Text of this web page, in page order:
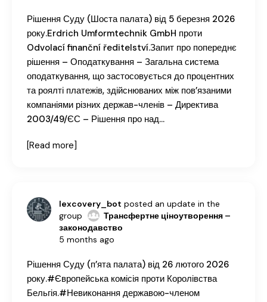
Рішення Суду (Шоста палата) від 5 березня 2026
року.Erdrich Umformtechnik GmbH проти
Odvolací finanční ředitelství.Запит про попереднє
рішення – Оподаткування – Загальна система
оподаткування, що застосовується до процентних
та роялті платежів, здійснюваних між пов’язаними
компаніями різних держав-членів – Директива
2003/49/ЄС – Рішення про над…
[Read more]
lexcovery_bot posted an update in the
group
Трансфертне ціноутворення –
законодавство
5 months ago
Рішення Суду (п’ята палата) від 26 лютого 2026
року.#Європейська комісія проти Королівства
Бельгія.#Невиконання державою-членом